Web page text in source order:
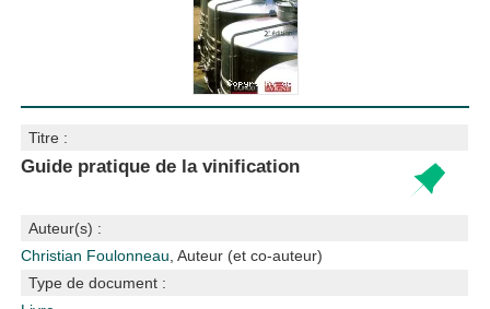
Titre :
Guide pratique de la vinification
Auteur(s) :
Christian Foulonneau , Auteur (et co-auteur)
Type de document :